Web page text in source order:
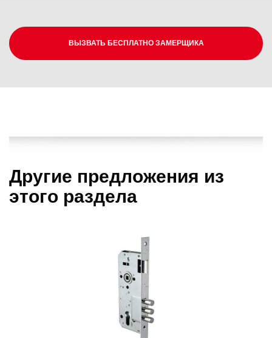
ВЫЗВАТЬ БЕСПЛАТНО ЗАМЕРЩИКА
Другие предложения из
этого раздела